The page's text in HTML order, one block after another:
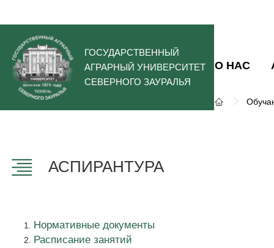
ГОСУДАРСТВЕННЫЙ
АГРАРНЫЙ УНИВЕРСИТЕТ
СЕВЕРНОГО ЗАУРАЛЬЯ
О НАС
АСПИРАНТУРА
Нормативные документы
Расписание занятий